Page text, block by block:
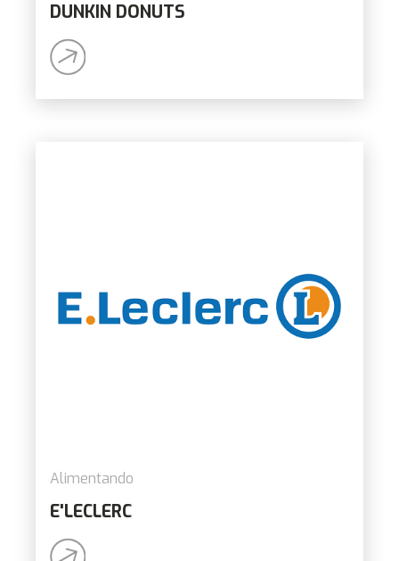
DUNKIN DONUTS
Alimentando
E'LECLERC